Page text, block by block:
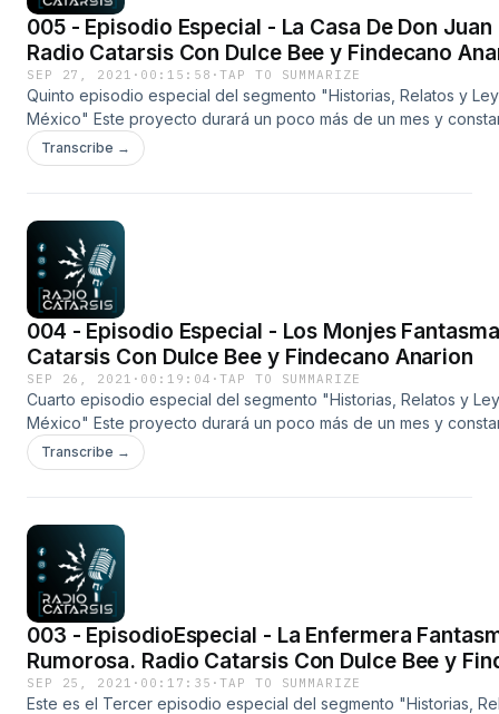
005 - Episodio Especial - La Casa De Don Juan
Radio Catarsis Con Dulce Bee y Findecano
SEP 27, 2021 · 00:15:58 ·TAP TO SUMMARIZE
Quinto episodio especial del segmento "Historias, Relatos y
México" Este proyecto durará un poco más de un mes y
pequeños míni episodios, con diferentes leyendas de varios
nuestra &nbsp;república. En este día toca el turno a la Leyenda
https://www.facebook.com/groups/
*Canal de Telegram* https://t.me/joinchat/QAlEj2upsS4wMTVh
Transcribe →
004 - Episodio Especial - Los Monjes
Catarsis Con Dulce Bee y Findecano Anarion
SEP 26, 2021 · 00:19:04 ·TAP TO SUMMARIZE
Cuarto episodio especial del segmento "Historias, Relatos y
México" Este proyecto durará un poco más de un mes y
pequeños míni episodios, con diferentes leyendas de varios
nuestra república. En este día toca el turno a la Leyenda de
https://www.facebook.com/groups/
*Canal de Telegram* https://t.me/joinchat/QAlEj2upsS4wMTVh
Transcribe →
003 - EpisodioEspecial - La Enfermera
Rumorosa. Radio Catarsis Con Dulce Bee y
Anarion
SEP 25, 2021 · 00:17:35 ·TAP TO SUMMARIZE
Este es el Tercer episodio especial del segmento "Historias,